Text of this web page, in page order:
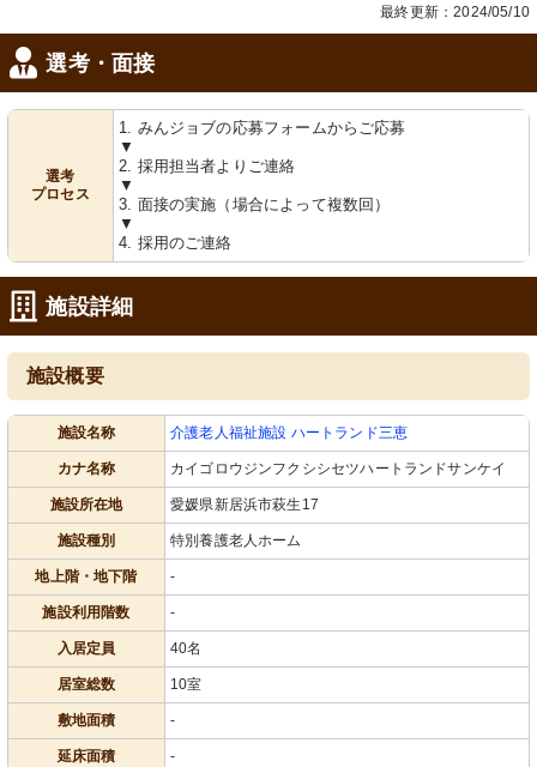
最終更新：2024/05/10
選考・面接
選考
プロセス
1. みんジョブの応募フォームからご応募
▼
2. 採用担当者よりご連絡
▼
3. 面接の実施（場合によって複数回）
▼
4. 採用のご連絡
施設詳細
施設概要
施設名称 介護老人福祉施設 ハートランド三恵
カナ名称 カイゴロウジンフクシシセツハートランドサンケイ
施設所在地 愛媛県新居浜市萩生17
施設種別 特別養護老人ホーム
地上階・地下階 -
施設利用階数 -
入居定員 40名
居室総数 10室
敷地面積 -
延床面積 -